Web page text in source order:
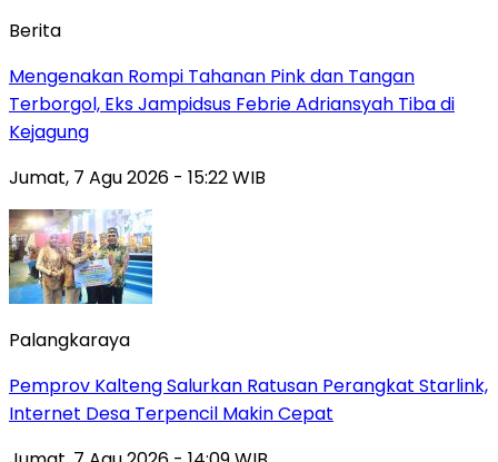
Berita
Mengenakan Rompi Tahanan Pink dan Tangan
Terborgol, Eks Jampidsus Febrie Adriansyah Tiba di
Kejagung
Jumat, 7 Agu 2026 - 15:22 WIB
Palangkaraya
Pemprov Kalteng Salurkan Ratusan Perangkat Starlink,
Internet Desa Terpencil Makin Cepat